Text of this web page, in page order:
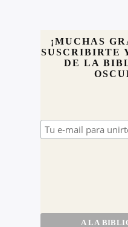
¡MUCHAS
SUSCRIBIRTE
DE LA